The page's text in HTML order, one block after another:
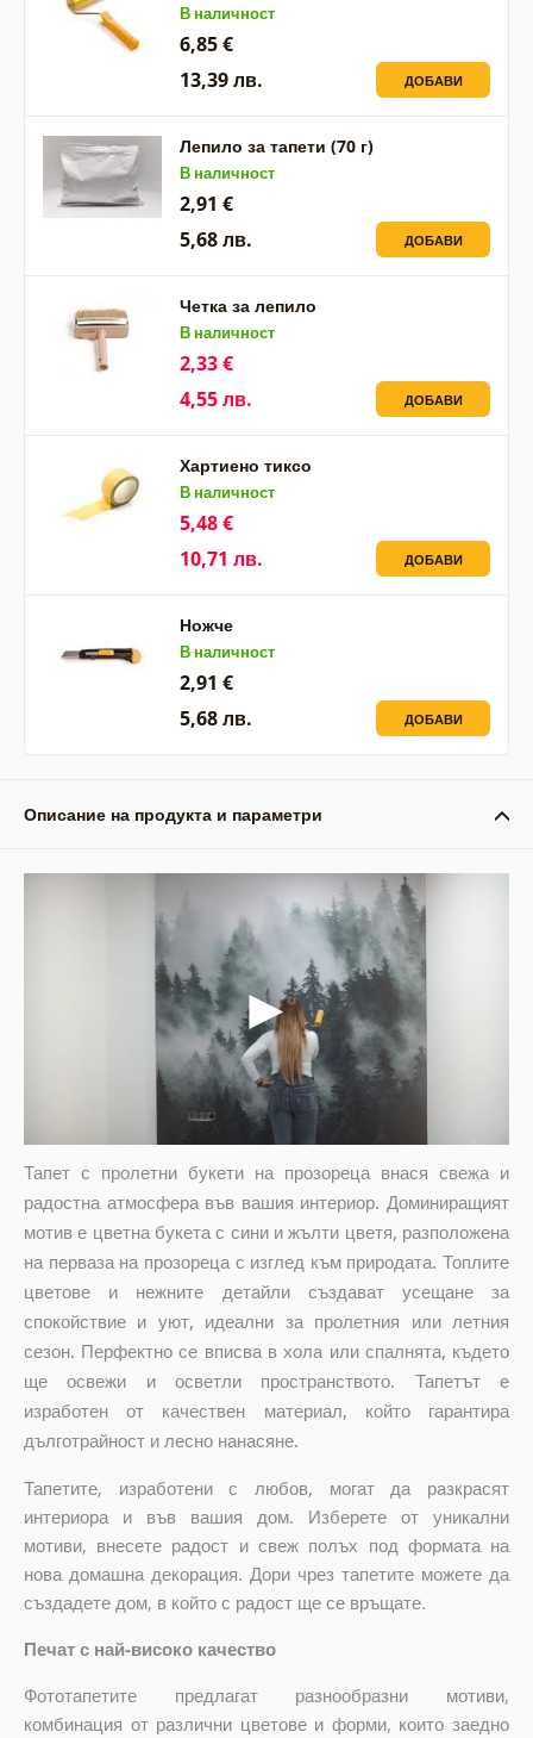
В наличност
6,85 €
13,39 лв.
ДОБАВИ
Лепило за тапети (70 г)
В наличност
2,91 €
5,68 лв.
ДОБАВИ
Четка за лепило
В наличност
2,33 €
4,55 лв.
ДОБАВИ
Хартиено тиксо
В наличност
5,48 €
10,71 лв.
ДОБАВИ
Ножче
В наличност
2,91 €
5,68 лв.
ДОБАВИ
Описание на продукта и параметри
Тапет с пролетни букети на прозореца внася свежа и
радостна атмосфера във вашия интериор. Доминиращият
мотив е цветна букета с сини и жълти цветя, разположена
на перваза на прозореца с изглед към природата. Топлите
цветове и нежните детайли създават усещане за
спокойствие и уют, идеални за пролетния или летния
сезон. Перфектно се вписва в хола или спалнята, където
ще освежи и осветли пространството. Тапетът е
изработен от качествен материал, който гарантира
дълготрайност и лесно нанасяне.
Тапетите, изработени с любов, могат да разкрасят
интериора и във вашия дом. Изберете от уникални
мотиви, внесете радост и свеж полъх под формата на
нова домашна декорация. Дори чрез тапетите можете да
създадете дом, в който с радост ще се връщате.
Печат с най-високо качество
Фототапетите предлагат разнообразни мотиви,
комбинация от различни цветове и форми, които заедно